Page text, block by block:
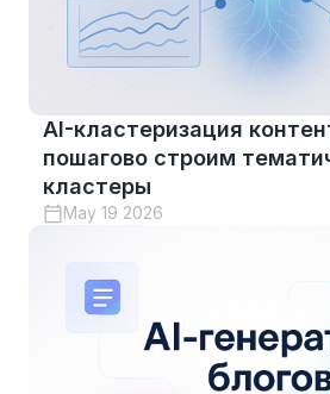
AI-кластеризация
пошагово строим
кластеры
May 19 2026